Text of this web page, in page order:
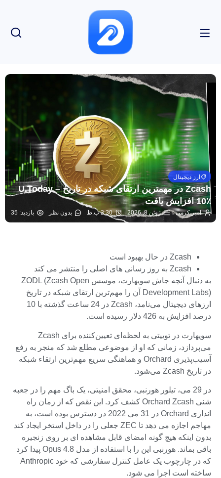
ارز دیجیتال
Zcash در مهمترین ارتقای شبکه در تاریخ – U.Today
10٪ افزایش یافت
امیر کرمی ژوئن 8, 2026 2:30 ب.ظ بدون نظر بازدید: 35
Zcash در حال بهبود است
Zcash به روز رسانی های اصلی را منتشر می کند
به دنبال آنچه جاش سویهارت، موسس ZODL (Zcash Open
Development Labs) آن را مهم‌ترین ارتقای شبکه در تاریخ
ارزهای دیجیتال می‌نامد، Zcash در 24 ساعت گذشته با 10
درصد افزایش به 426 دلار رسیده است.
سویهارت در توییتی به لحظه‌ای تعیین‌کننده برای Zcash
می‌پردازد، زمانی که او از موضوعی مطلع شد که منجر به رفع
آسیب‌پذیری Orchard و هماهنگی سریع مهم‌ترین ارتقاء شبکه
در تاریخ Zcash می‌شود.
در 29 می، تیلور هورنبی، محقق امنیتی، یک باگ مهم را در جعبه
شنی Orchard Zcash کشف کرد. این نقص که از زمان راه
اندازی Orchard در 31 می 2022 در دسترس بوده است، به
مهاجم اجازه می دهد تا ZEC جعلی را در داخل استخر ایجاد کند
بدون اینکه هیچ گونه امضای قابل مشاهده ای بر روی زنجیره
باقی بماند. هورنبی این را با استفاده از مدل Opus 4.8 پیدا کرد
که در چارچوب یک عامل کنترل سفارشی که خود Anthropic
ساخته است اجرا می شود.